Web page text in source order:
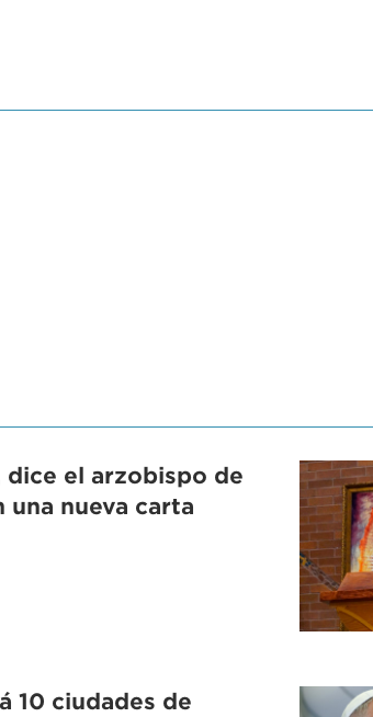
el arzobispo de
una nueva carta
10 ciudades de